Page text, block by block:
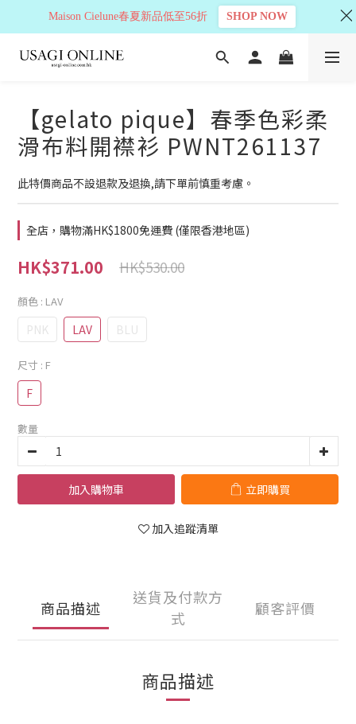
【gelato pique】春季色彩柔
滑布料開襟衫 PWNT261137
此特價商品不設退款及退換,請下單前慎重考慮。
全店，購物滿HK$1800免運費 (僅限香港地區)
HK$371.00 HK$530.00
顏色 : LAV
PNK LAV BLU
尺寸 : F
F
數量
加入購物車 立即購買
加入追蹤清單
商品描述
送貨及付款方
式
顧客評價
商品描述
Maison Cielune春夏新品低至56折 SHOP NOW